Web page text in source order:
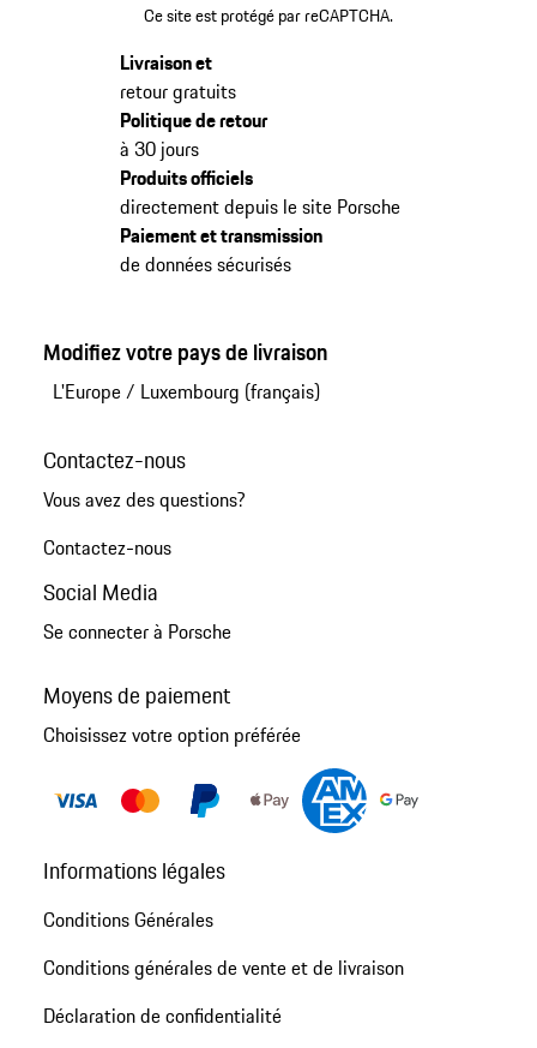
Ce site est protégé par reCAPTCHA.
Livraison et
retour gratuits
Politique de retour
à 30 jours
Produits officiels
directement depuis le site Porsche
Paiement et transmission
de données sécurisés
Modifiez votre pays de livraison
L'Europe/ Luxembourg (français)
Contactez-nous
Vous avez des questions?
Contactez-nous
Social Media
Se connecter à Porsche
Moyens de paiement
Choisissez votre option préférée
Informations légales
Conditions Générales
Conditions générales de vente et de livraison
Déclaration de confidentialité